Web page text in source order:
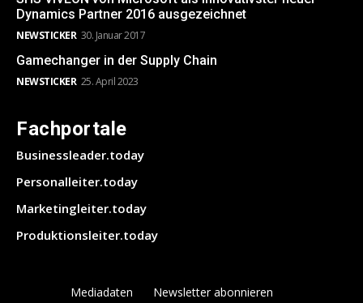
Dynamics Partner 2016 ausgezeichnet
NEWSTICKER 30. Januar 2017
Gamechanger in der Supply Chain
NEWSTICKER 25. April 2023
Fachportale
Businessleader.today
Personalleiter.today
Marketingleiter.today
Produktionsleiter.today
Mediadaten Newsletter abonnieren